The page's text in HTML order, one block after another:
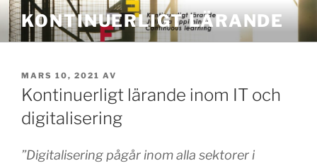
Hoppa
till
innehåll
KONTINUERLIGT LÄRANDE
PUBLICERAT
MARS 10, 2021 AV
Kontinuerligt lärande inom IT och
digitalisering
”Digitalisering pågår inom alla sektorer i